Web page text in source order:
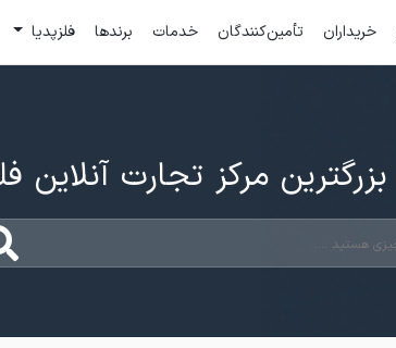
خریداران تأمین‌کنندگان خدمات برندها فلزپدیا